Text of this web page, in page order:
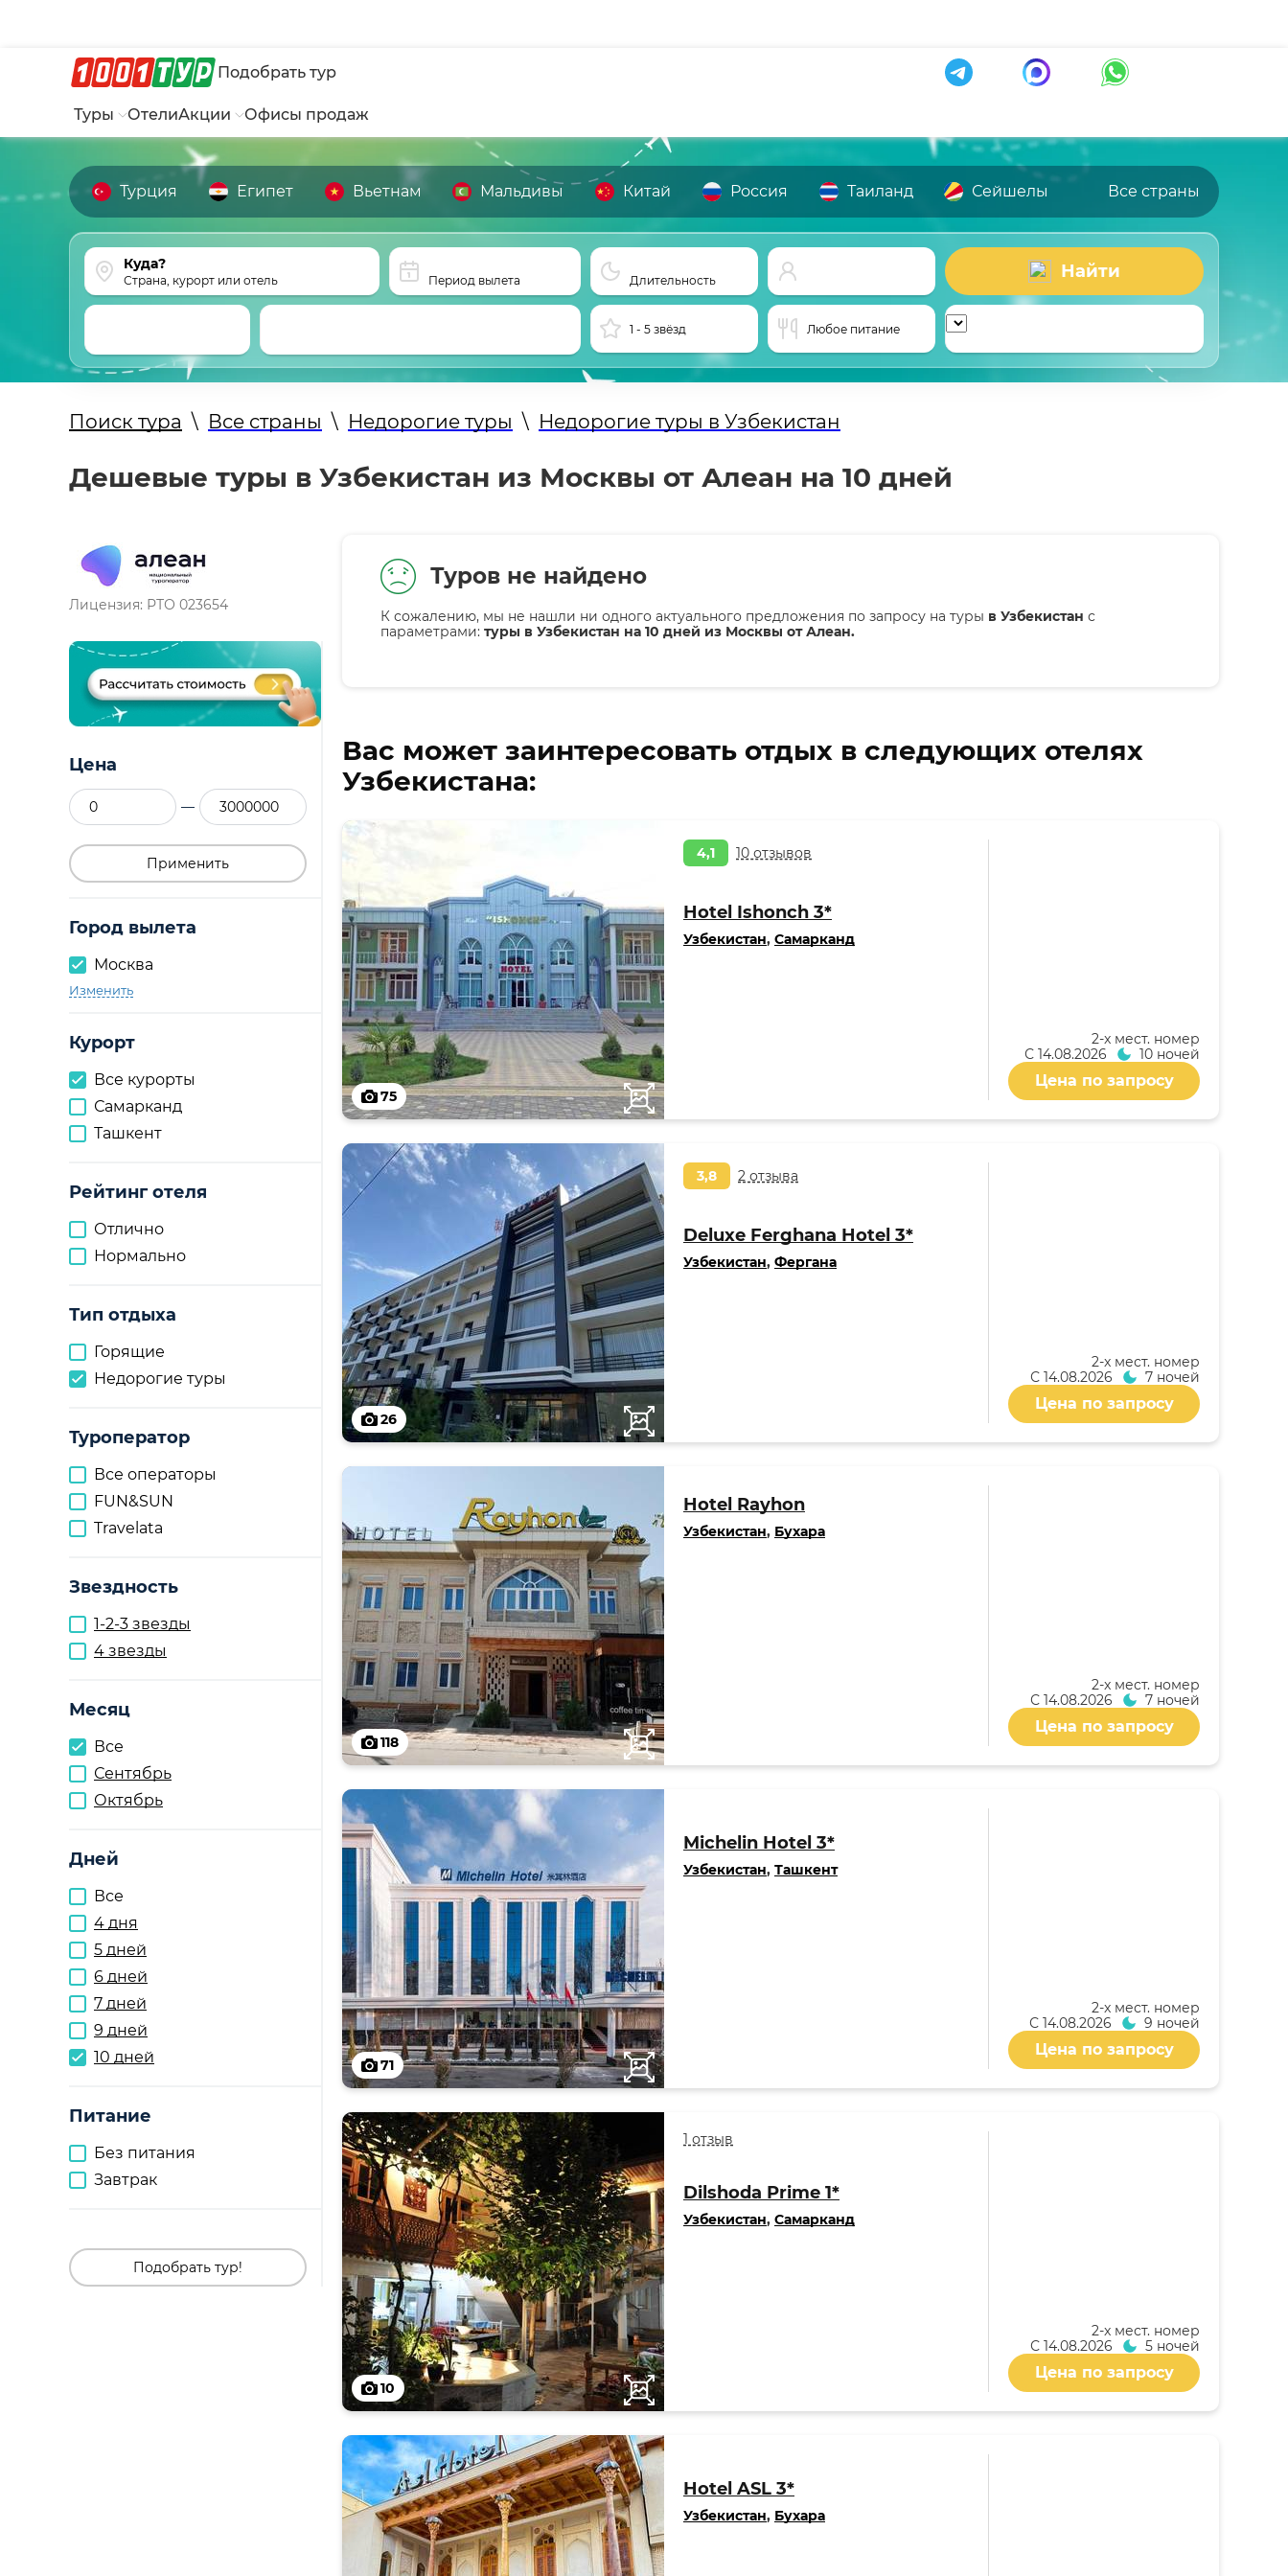
Подобрать тур
Туры ОтелиАкции Офисы продаж
Турция Египет Вьетнам Мальдивы Китай Россия Таиланд Сейшелы Все страны
Страна, курорт или отель Период вылета Длительность Найти
1 - 5 звёзд Любое питание
Поиск тура \ Все страны \ Недорогие туры \ Недорогие туры в Узбекистан
Дешевые туры в Узбекистан из Москвы от Алеан на 10 дней
Лицензия: РТО 023654
Цена
—
Применить
Город вылета
Москва
Изменить
Курорт
Все курорты
Самарканд
Ташкент
Рейтинг отеля
Отлично
Нормально
Тип отдыха
Горящие
Недорогие туры
Туроператор
Все операторы
FUN&SUN
Travelata
Звездность
1-2-3 звезды
4 звезды
Месяц
Все
Сентябрь
Октябрь
Дней
Все
4 дня
5 дней
6 дней
7 дней
9 дней
10 дней
Питание
Без питания
Завтрак
Подобрать тур!
Туров не найдено
К сожалению, мы не нашли ни одного актуального предложения по запросу на туры в Узбекистан с
параметрами: туры в Узбекистан на 10 дней из Москвы от Алеан.
Вас может заинтересовать отдых в следующих отелях
Узбекистана:
75
4,1 10 отзывов
Hotel Ishonch 3*
Узбекистан, Самарканд
2-x мест. номер
С 14.08.2026 10 ночей
Цена по запросу
26
3,8 2 отзыва
Deluxe Ferghana Hotel 3*
Узбекистан, Фергана
2-x мест. номер
С 14.08.2026 7 ночей
Цена по запросу
118
Hotel Rayhon
Узбекистан, Бухара
2-x мест. номер
С 14.08.2026 7 ночей
Цена по запросу
71
Michelin Hotel 3*
Узбекистан, Ташкент
2-x мест. номер
С 14.08.2026 9 ночей
Цена по запросу
10
1 отзыв
Dilshoda Prime 1*
Узбекистан, Самарканд
2-x мест. номер
С 14.08.2026 5 ночей
Цена по запросу
Hotel ASL 3*
Узбекистан, Бухара